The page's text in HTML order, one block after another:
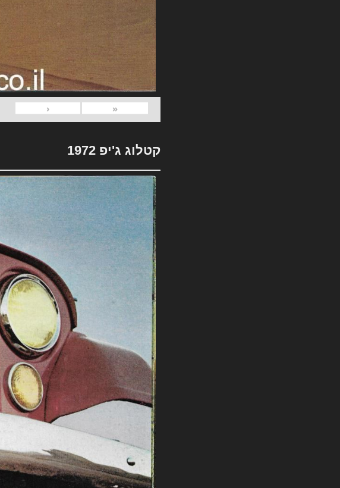
«
‹
קטלוג ג'יפ 1972